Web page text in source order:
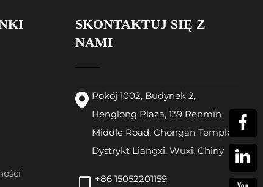
SKONTAKTUJ SIĘ Z
NAMI
Pokój 1002, Budynek 2,
Henglong Plaza, 139 Renmin
Middle Road, Chongan Temple,
Dystrykt Liangxi, Wuxi, Chiny
+86 15052201159